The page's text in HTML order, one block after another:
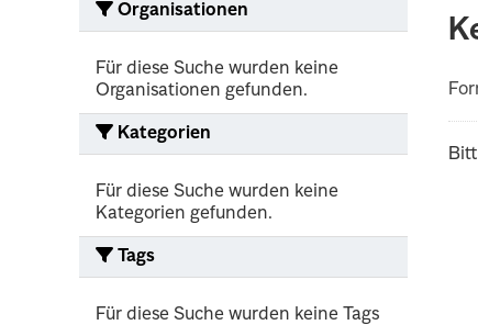
Organisationen
Für diese Suche wurden keine
Organisationen gefunden.
Kategorien
Für diese Suche wurden keine
Kategorien gefunden.
Tags
Für diese Suche wurden keine Tags